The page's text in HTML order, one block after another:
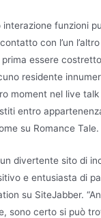
funzioni
con l’un
essere
residente
moment nel live
entro
su Romance Tale.
divertente sito di
e entusiasta di
su SiteJabber.
sono certo si può